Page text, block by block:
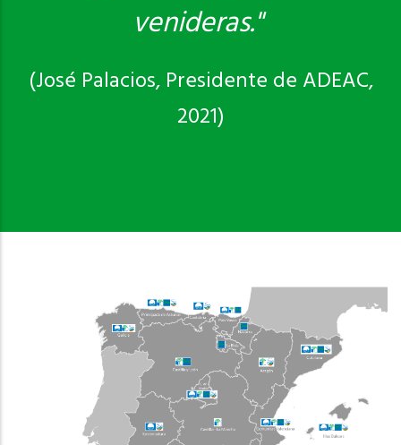
venideras."
(José Palacios, Presidente de ADEAC,
2021)